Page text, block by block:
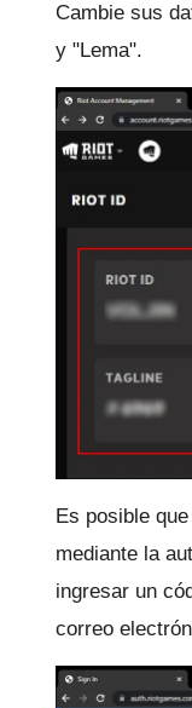
Cambie sus
y "Lema".
Es posible
mediante la
ingresar un
correo